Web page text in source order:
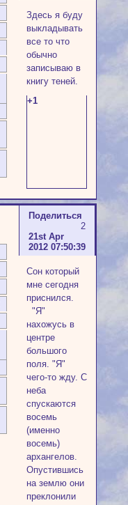
Здесь я буду
выкладывать
все то что
обычно
записываю в
книгу теней.
+1
Поделиться
2
21st Apr
2012 07:50:39
Сон который
мне сегодня
приснился.
"Я"
нахожусь в
центре
большого
поля. "Я"
чего-то жду. С
неба
спускаются
восемь
(именно
восемь)
архангелов.
Опустившись
на землю они
преклонили